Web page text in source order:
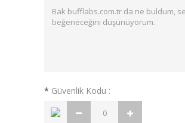
* Güvenlik Kodu :